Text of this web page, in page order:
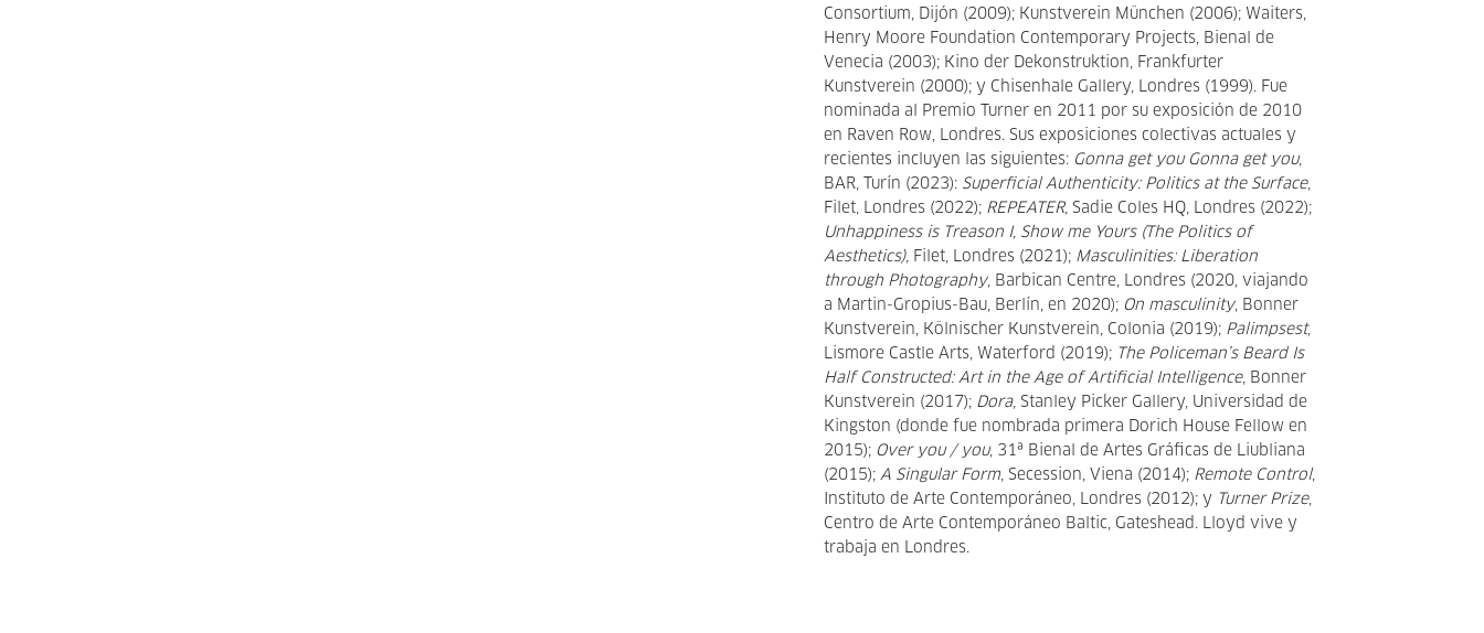
Consortium, Dijón (2009); Kunstverein München (2006); Waiters,
Henry Moore Foundation Contemporary Projects, Bienal de
Venecia (2003); Kino der Dekonstruktion, Frankfurter
Kunstverein (2000); y Chisenhale Gallery, Londres (1999). Fue
nominada al Premio Turner en 2011 por su exposición de 2010
en Raven Row, Londres. Sus exposiciones colectivas actuales y
recientes incluyen las siguientes: Gonna get you Gonna get you,
BAR, Turín (2023): Superficial Authenticity: Politics at the Surface,
Filet, Londres (2022); REPEATER, Sadie Coles HQ, Londres (2022);
Unhappiness is Treason I, Show me Yours (The Politics of
Aesthetics), Filet, Londres (2021); Masculinities: Liberation
through Photography, Barbican Centre, Londres (2020, viajando
a Martin-Gropius-Bau, Berlín, en 2020); On masculinity, Bonner
Kunstverein, Kölnischer Kunstverein, Colonia (2019); Palimpsest,
Lismore Castle Arts, Waterford (2019); The Policeman’s Beard Is
Half Constructed: Art in the Age of Artificial Intelligence, Bonner
Kunstverein (2017); Dora, Stanley Picker Gallery, Universidad de
Kingston (donde fue nombrada primera Dorich House Fellow en
2015); Over you / you, 31ª Bienal de Artes Gráficas de Liubliana
(2015);A Singular Form, Secession, Viena (2014); Remote Control,
Instituto de Arte Contemporáneo, Londres (2012); y Turner Prize,
Centro de Arte Contemporáneo Baltic, Gateshead. Lloyd vive y
trabaja en Londres.